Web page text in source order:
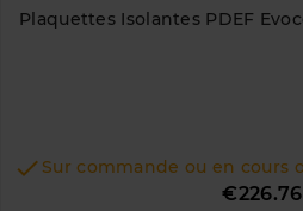
Plaquettes Isolantes PDEF
 Sur commande ou en cours
€226.76